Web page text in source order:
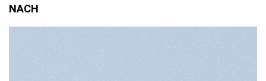
NACH